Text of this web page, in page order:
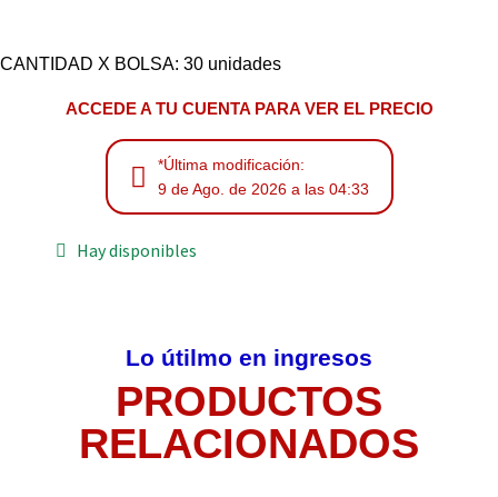
CANTIDAD X BOLSA: 30 unidades
ACCEDE A TU CUENTA PARA VER EL PRECIO
*Última modificación:
9 de Ago. de 2026 a las 04:33
Hay disponibles
Lo útilmo en ingresos
PRODUCTOS
RELACIONADOS